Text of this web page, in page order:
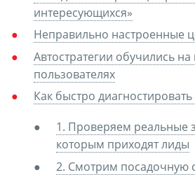
интересующихся»
Неправильно настроенные
Автостратегии обучились
пользователях
Как быстро
1. Проверяем реальные
которым приходят лиды
2. Смотрим посадочную